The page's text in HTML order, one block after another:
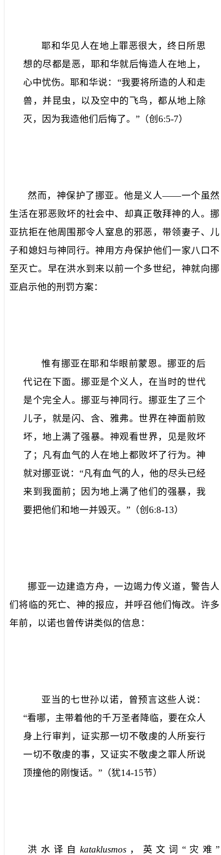
耶和华见人在地上罪恶很大，终日所思
想的尽都是恶，耶和华就后悔造人在地上，
心中忧伤。耶和华说：“我要将所造的人和走
兽，并昆虫，以及空中的飞鸟，都从地上除
灭，因为我造他们后悔了。” （创 6:5-7）
然而，神保护了挪亚。他是义人——一个虽然
生活在邪恶败坏的社会中、却真正敬拜神的人。挪
亚抗拒在他周围那令人窒息的邪恶，带领妻子、儿
子和媳妇与神同行。神用方舟保护他们一家八口 不
至灭亡。早在洪水到来以前一个多世纪，神就向挪
亚启示他的刑罚方案：
惟有挪亚在耶和华眼前蒙恩。挪亚的后
代记在下面。挪亚是个义人，在当时的世代
是个完全人。挪亚与神同行。挪亚生了三个
儿子，就是闪、含、雅弗。世界在神面前败
坏，地上满了强暴。神观看世界，见是败坏
了；凡有血气的人在地上都败坏了行为。神
就对挪亚说：“凡有血气的人，他的尽头已经
来到我面前；因为地上满了他们的强暴，我
要把他们和地一并毁灭。” （创 6:8-13）
挪亚一边建造方舟，一边竭力传义道 ，警告人
们将临的死亡、神的报应，并呼召他们悔改。许多
年前，以诺也曾传讲类似的信息：
亚当的七世孙以诺，曾预言这些人说：
“看哪，主带着他的千万圣者降临，要在众人
身上行审判，证实那一切不敬虔的人所妄行
一切不敬虔的事，又证实不敬虔之罪人所说
顶撞他的刚愎话。” （犹14-15节）
洪水译自 kataklusmos，英文词“灾难”